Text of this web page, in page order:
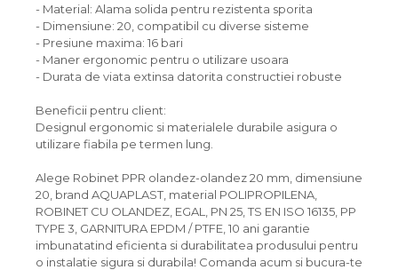
- Material: Alama solida pentru rezistenta sporita
- Dimensiune: 20, compatibil cu diverse sisteme
- Presiune maxima: 16 bari
- Maner ergonomic pentru o utilizare usoara
- Durata de viata extinsa datorita constructiei robuste
Beneficii pentru client:
Designul ergonomic si materialele durabile asigura o
utilizare fiabila pe termen lung.
Alege Robinet PPR olandez-olandez 20 mm, dimensiune
20, brand AQUAPLAST, material POLIPROPILENA,
ROBINET CU OLANDEZ, EGAL, PN 25, TS EN ISO 16135, PP
TYPE 3, GARNITURA EPDM / PTFE, 10 ani garantie
imbunatatind eficienta si durabilitatea produsului pentru
o instalatie sigura si durabila! Comanda acum si bucura-te